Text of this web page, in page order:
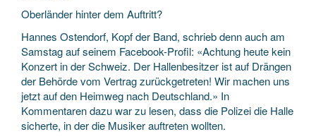
Oberländer hinter dem Auftritt?
Hannes Ostendorf, Kopf der Band, schrieb denn auch am
Samstag auf seinem Facebook-Profil: «Achtung heute kein
Konzert in der Schweiz. Der Hallenbesitzer ist auf Drängen
der Behörde vom Vertrag zurückgetreten! Wir machen uns
jetzt auf den Heimweg nach Deutschland.» In
Kommentaren dazu war zu lesen, dass die Polizei die Halle
sicherte, in der die Musiker auftreten wollten.